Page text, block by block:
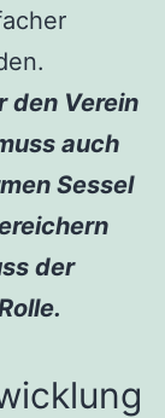
den Verein
auch
Sessel
der